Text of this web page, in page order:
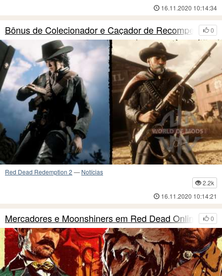
16.11.2020 10:14:34
0
Bônus de Colecionador e Caçador de Recompensa
Red Dead Redemption 2 — Notícias
2.2k
16.11.2020 10:14:21
0
Mercadores e Moonshiners em Red Dead Online